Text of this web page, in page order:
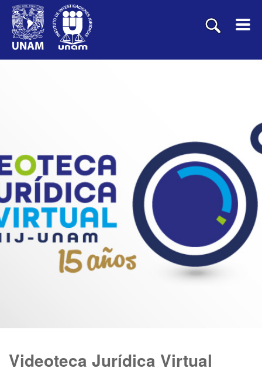
Videoteca Jurídica Virtual